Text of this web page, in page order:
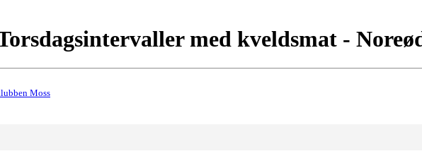
med kveldsmat -
Moss